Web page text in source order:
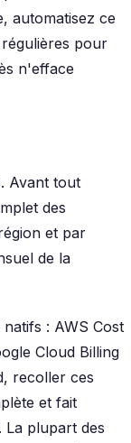
automatisez ce
pour
n'efface
Avant tout
des
et par
de la
: AWS Cost
Cloud Billing
recoller ces
et fait
La plupart des